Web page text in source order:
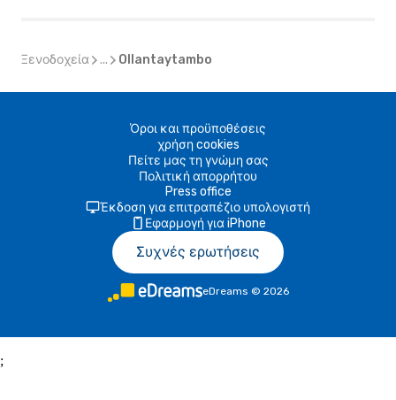
Ξενοδοχεία ... Ollantaytambo
Όροι και προϋποθέσεις
χρήση cookies
Πείτε μας τη γνώμη σας
Πολιτική απορρήτου
Press office
Έκδοση για επιτραπέζιο υπολογιστή
Εφαρμογή για iPhone
Συχνές ερωτήσεις
eDreams © 2026
;